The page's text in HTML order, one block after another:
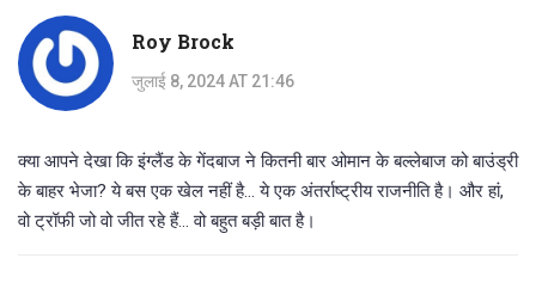
Roy Brock
जुलाई 8, 2024 AT 21:46
क्या आपने देखा कि इंग्लैंड के गेंदबाज ने कितनी बार ओमान के बल्लेबाज को बाउंड्री
के बाहर भेजा? ये बस एक खेल नहीं है... ये एक अंतर्राष्ट्रीय राजनीति है। और हां,
वो ट्रॉफी जो वो जीत रहे हैं... वो बहुत बड़ी बात है।